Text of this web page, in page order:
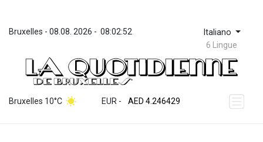
Bruxelles - 08.08. 2026 - 08:02:52 Italiano
6 Lingue
Bruxelles 10°C EUR -
ZWL 372.275202
AED 4.246429
AFN 76.887634